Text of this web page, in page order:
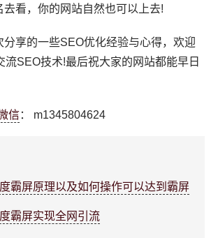
去看，你的网站自然也可以上去!
分享的一些SEO优化经验与心得，欢迎
流SEO技术!最后祝大家的网站都能早日
信： m1345804624
霸屏原理以及如何操作可以达到霸屏
霸屏实现全网引流